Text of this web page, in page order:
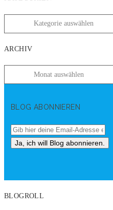
ARCHIV
BLOG ABONNIEREN
BLOGROLL